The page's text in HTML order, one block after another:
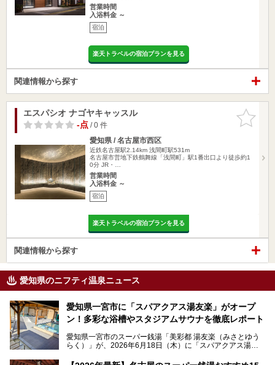
営業時間
入浴料金 ～
宿泊
楽天トラベルの宿泊プランを見る
関連情報から探す
お気に入
りに追加
エスパシオ ナゴヤキャッスル
-点/ 0 件
愛知県 / 名古屋市西区
近鉄名古屋駅2.14km 浅間町駅531m
名古屋市営地下鉄鶴舞線「浅間町」駅1番出口より徒歩約1
0分 JR・…
営業時間
入浴料金 ～
宿泊
楽天トラベルの宿泊プランを見る
関連情報から探す
愛知県のニフティ温泉ニュース
愛知県一宮市に「スパアクアス湯友楽」がオープ
ン！多彩な浴槽やスタジアムサウナを徹底レポート
愛知県一宮市のスーパー銭湯「美彩都 湯友楽（みさとゆう
らく）」が、2026年6月18日（木）に「スパアクアス湯友